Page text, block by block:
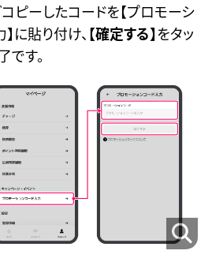
ピーしたコードを【プロモーシ
に貼り付け、 【確定する】をタッ
です。